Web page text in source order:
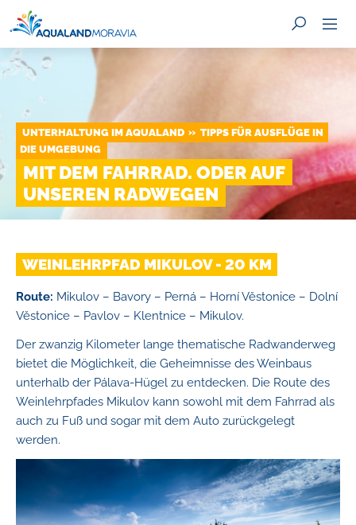
SUCHE
UNTERHALTUNG IM AQUALAND
TIPPS FÜR AUSFLÜGE IN
DIE UMGEBUNG
MIT DEM FAHRRAD. ODER AUF
UNSEREN RADWEGEN
WEINLEHRPFAD MIKULOV - 20 KM
Route: Mikulov – Bavory – Perná – Horní Věstonice – Dolní
Věstonice – Pavlov – Klentnice – Mikulov.
Der zwanzig Kilometer lange thematische Radwanderweg
bietet die Möglichkeit, die Geheimnisse des Weinbaus
unterhalb der Pálava-Hügel zu entdecken. Die Route des
Weinlehrpfades Mikulov kann sowohl mit dem Fahrrad als
auch zu Fuß und sogar mit dem Auto zurückgelegt
werden.